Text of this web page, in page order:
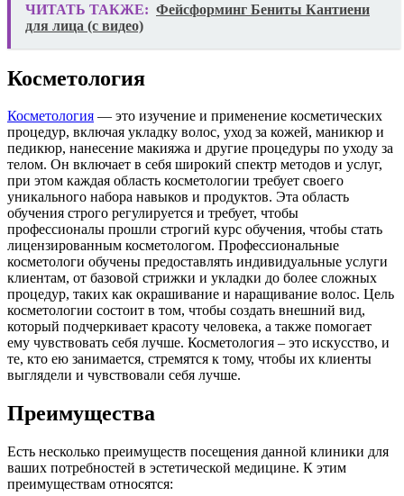
ЧИТАТЬ ТАКЖЕ: Фейсформинг Бениты Кантиени
для лица (с видео)
Косметология
Косметология — это изучение и применение косметических
процедур, включая укладку волос, уход за кожей, маникюр и
педикюр, нанесение макияжа и другие процедуры по уходу за
телом. Он включает в себя широкий спектр методов и услуг,
при этом каждая область косметологии требует своего
уникального набора навыков и продуктов. Эта область
обучения строго регулируется и требует, чтобы
профессионалы прошли строгий курс обучения, чтобы стать
лицензированным косметологом. Профессиональные
косметологи обучены предоставлять индивидуальные услуги
клиентам, от базовой стрижки и укладки до более сложных
процедур, таких как окрашивание и наращивание волос. Цель
косметологии состоит в том, чтобы создать внешний вид,
который подчеркивает красоту человека, а также помогает
ему чувствовать себя лучше. Косметология – это искусство, и
те, кто ею занимается, стремятся к тому, чтобы их клиенты
выглядели и чувствовали себя лучше.
Преимущества
Есть несколько преимуществ посещения данной клиники для
ваших потребностей в эстетической медицине. К этим
преимуществам относятся: